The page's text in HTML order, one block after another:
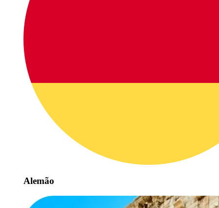
Alemão